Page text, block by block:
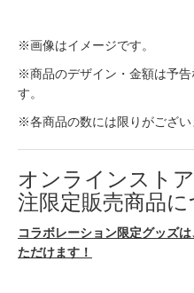
※画像はイメージです。
※商品のデザイン・金額は予
す。
※各商品の数には限りがござい
オンラインスト
注限定販売商品に
コラボレーション限定グッズ
ただけます！